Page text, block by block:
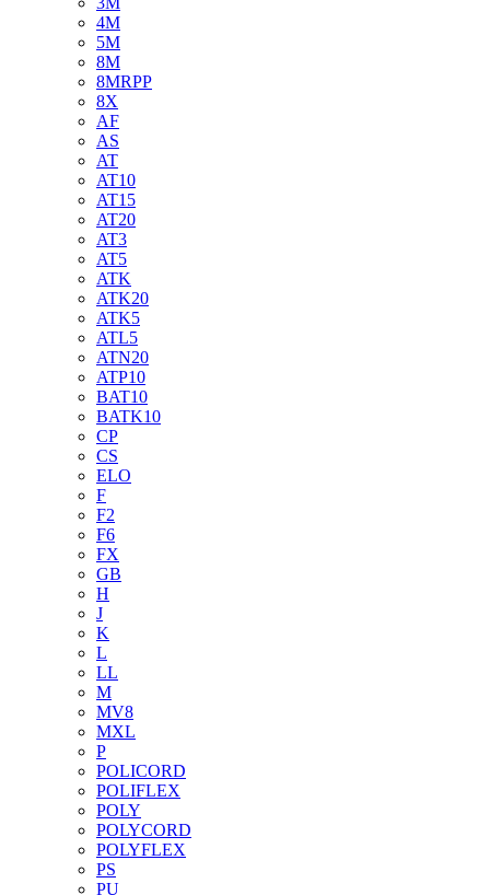
4M
5M
8M
8MRPP
8X
AF
AS
AT
AT10
AT15
AT20
AT3
AT5
ATK
ATK20
ATK5
ATL5
ATN20
ATP10
BAT10
BATK10
CP
CS
ELO
F
F2
F6
FX
GB
H
J
K
L
LL
M
MV8
MXL
P
POLICORD
POLIFLEX
POLY
POLYCORD
POLYFLEX
PS
PU